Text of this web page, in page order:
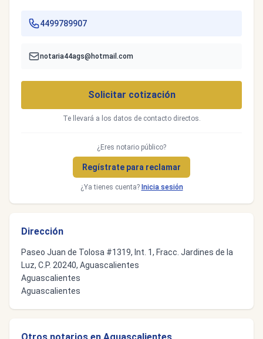
4499789907
notaria44ags@hotmail.com
Solicitar cotización
Te llevará a los datos de contacto directos.
¿Eres notario público?
Regístrate para reclamar
¿Ya tienes cuenta? Inicia sesión
Dirección
Paseo Juan de Tolosa #1319, Int. 1, Fracc. Jardines de la
Luz, C.P. 20240, Aguascalientes
Aguascalientes
Aguascalientes